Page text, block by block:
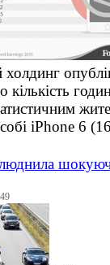
холдинг
кількість
iPhone 6 (